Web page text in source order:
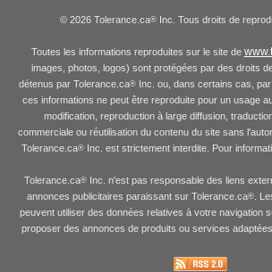
© 2026 Tolerance.ca®Inc. Tous droits de
Toutes les informations reproduites sur le site de
images, photos, logos) sont protégées par des droits
détenus par Tolerance.ca® Inc. ou, dans certains cas,
ces informations ne peut être reproduite pour un usage
modification, reproduction à large diffusion,
commerciale ou réutilisation du contenu du site sans
Tolerance.ca® Inc. est strictement interdite. Pour
Tolerance.ca® Inc. n'est pas responsable des liens
annonces publicitaires paraissant sur Tolerance.ca®.
peuvent utiliser des données relatives à votre navigation
proposer des annonces de produits ou services